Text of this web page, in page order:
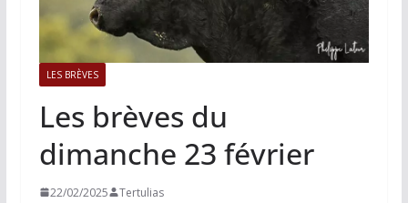
LES BRÈVES
Les brèves du
dimanche 23 février
22/02/2025 Tertulias